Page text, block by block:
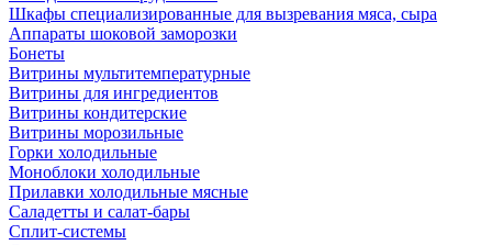
Шкафы специализированные для вызревания мяса, сыра
Аппараты шоковой заморозки
Бонеты
Витрины мультитемпературные
Витрины для ингредиентов
Витрины кондитерские
Витрины морозильные
Горки холодильные
Моноблоки холодильные
Прилавки холодильные мясные
Саладетты и салат-бары
Сплит-системы